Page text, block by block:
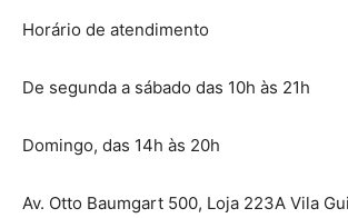
Horário de atendimento
De segunda a sábado das 10h às 21h
Domingo, das 14h às 20h
Av. Otto Baumgart 500, Loja 223A Vila